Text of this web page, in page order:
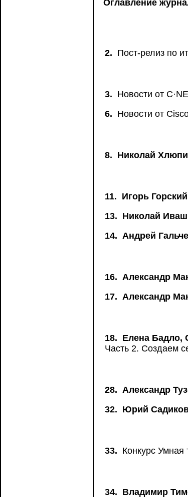
Оглавление
2. Пост-релиз по
3. Новости от
6. Новости от
8. Николай
11. Игорь
13. Николай
14. Андрей
16. Александр
17. Александр
18. Елена Бадло,
Часть 2. Создаем
28. Александр
32. Юрий
33. Конкурс Умная
34. Владимир